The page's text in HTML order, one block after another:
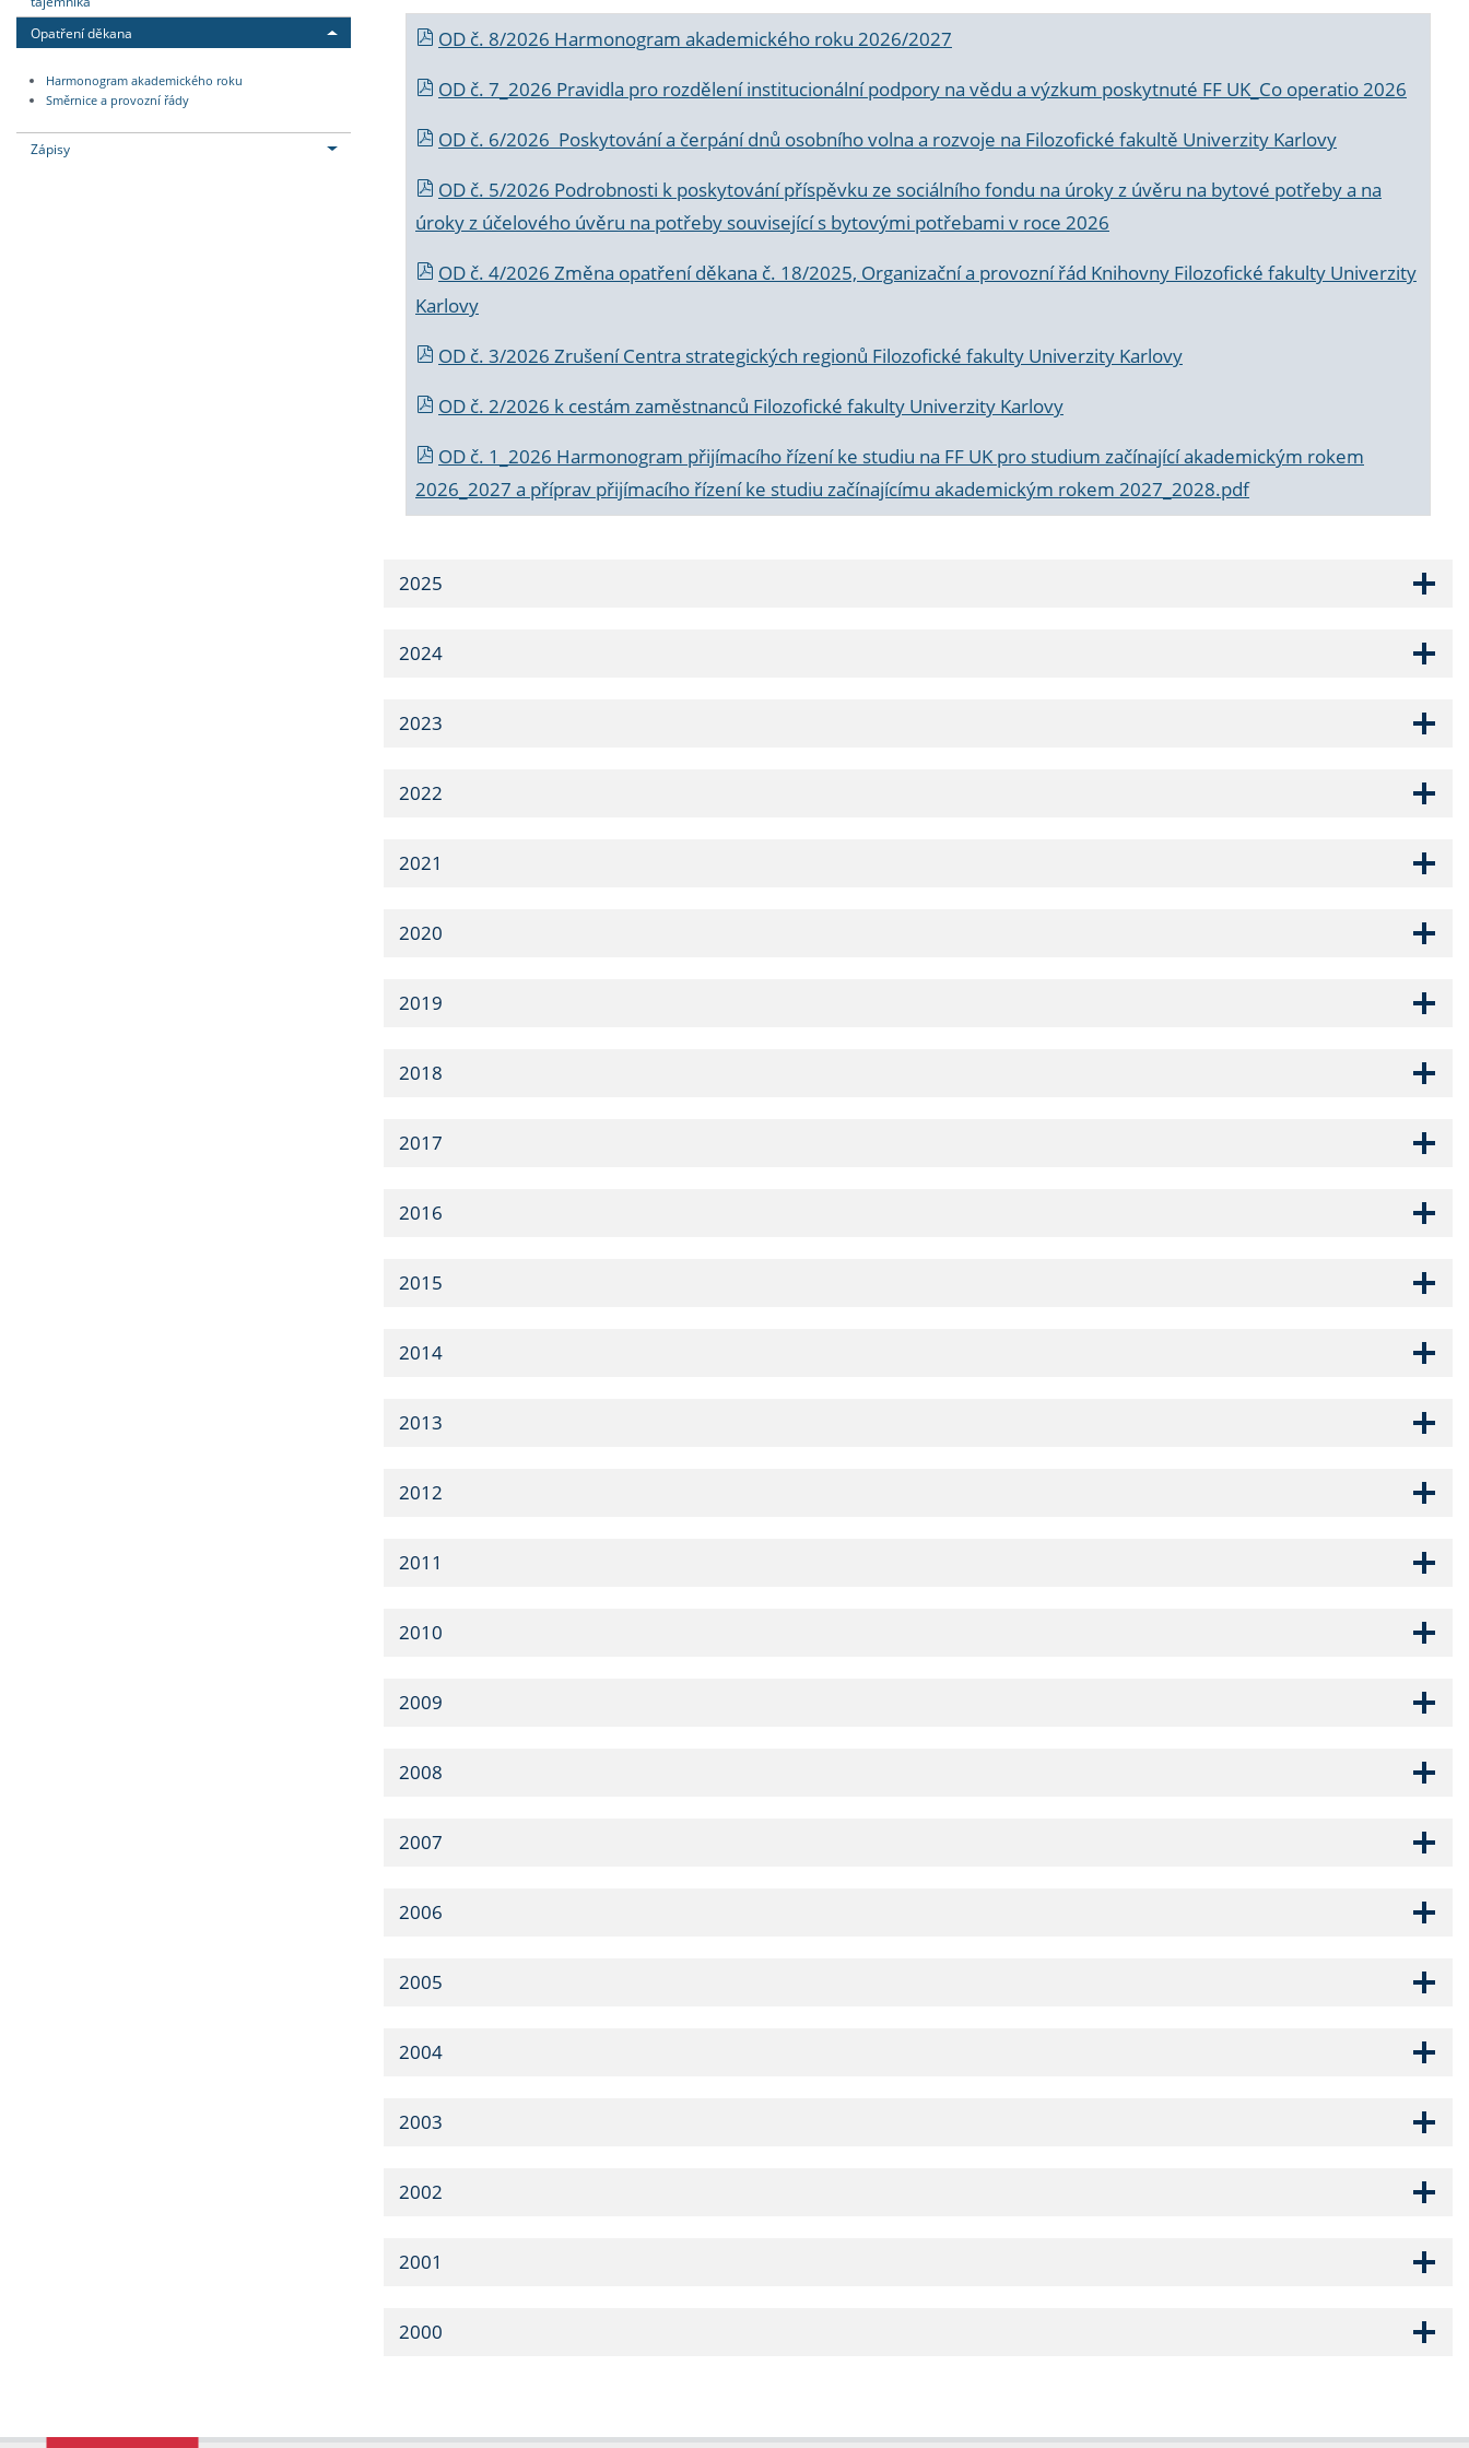
Opatření děkana
Harmonogram akademického roku
Směrnice a provozní řády
Zápisy
OD č. 8/2026 Harmonogram akademického roku 2026/2027
OD č. 7_2026 Pravidla pro rozdělení institucionální podpory na vědu a výzkum poskytnuté FF UK_Co operatio 2026
OD č. 6/2026 Poskytování a čerpání dnů osobního volna a rozvoje na Filozofické fakultě Univerzity Karlovy
OD č. 5/2026 Podrobnosti k poskytování příspěvku ze sociálního fondu na úroky z úvěru na bytové potřeby a na
úroky z účelového úvěru na potřeby související s bytovými potřebami v roce 2026
OD č. 4/2026 Změna opatření děkana č. 18/2025, Organizační a provozní řád Knihovny Filozofické fakulty Univerzity
Karlovy
OD č. 3/2026 Zrušení Centra strategických regionů Filozofické fakulty Univerzity Karlovy
OD č. 2/2026 k cestám zaměstnanců Filozofické fakulty Univerzity Karlovy
OD č. 1_2026 Harmonogram přijímacího řízení ke studiu na FF UK pro studium začínající akademickým rokem
2026_2027 a příprav přijímacího řízení ke studiu začínajícímu akademickým rokem 2027_2028.pdf
2025
2024
2023
2022
2021
2020
2019
2018
2017
2016
2015
2014
2013
2012
2011
2010
2009
2008
2007
2006
2005
2004
2003
2002
2001
2000